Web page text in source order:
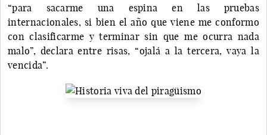
“para sacarme una espina en las pruebas
internacionales, si bien el año que viene me conformo
con clasificarme y terminar sin que me ocurra nada
malo”, declara entre risas, “ojalá a la tercera, vaya la
vencida”.